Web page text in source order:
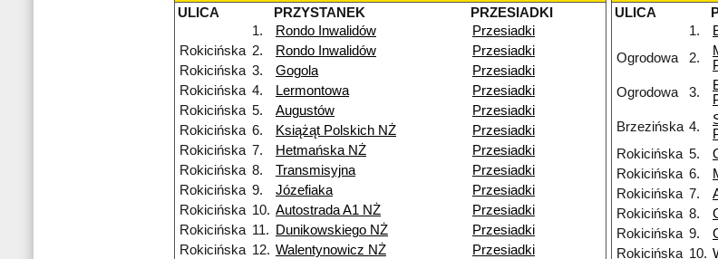
ULICA
PRZYSTANEK
PRZESIADKI
1.
Rondo Inwalidów
Przesiadki
Rokicińska 2. Rondo Inwalidów
Przesiadki
Rokicińska 3. Gogola
Przesiadki
Rokicińska 4. Lermontowa
Przesiadki
Rokicińska 5. Augustów
Przesiadki
Rokicińska 6. Książąt Polskich NŻ
Przesiadki
Rokicińska 7. Hetmańska NŻ
Przesiadki
Rokicińska 8. Transmisyjna
Przesiadki
Rokicińska 9. Józefiaka
Przesiadki
Rokicińska 10. Autostrada A1 NŻ
Przesiadki
Rokicińska 11. Dunikowskiego NŻ
Przesiadki
Rokicińska 12. Walentynowicz NŻ Przesiadki
ULICA
1.
Ogrodowa
2.
Ogrodowa
3.
Brzezińska 4.
Rokicińska 5.
Rokicińska 6.
Rokicińska 7.
Rokicińska 8.
Rokicińska 9.
Rokicińska 10.